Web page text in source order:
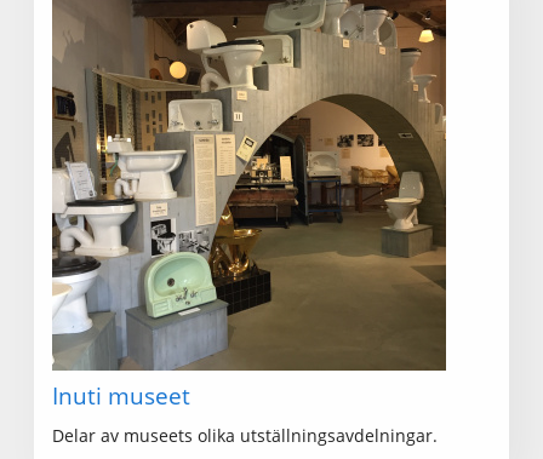
Inuti museet
Delar av museets olika utställningsavdelningar.